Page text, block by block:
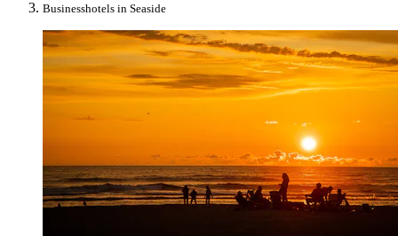
Businesshotels in Seaside